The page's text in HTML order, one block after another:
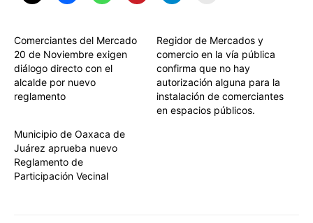
Comerciantes del Mercado
20 de Noviembre exigen
diálogo directo con el
alcalde por nuevo
reglamento
Regidor de Mercados y
comercio en la vía pública
confirma que no hay
autorización alguna para la
instalación de comerciantes
en espacios públicos.
Municipio de Oaxaca de
Juárez aprueba nuevo
Reglamento de
Participación Vecinal